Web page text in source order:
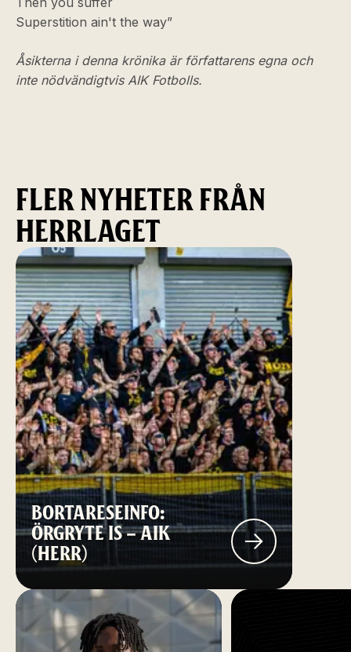
Superstition ain't the way”
Åsikterna i denna krönika är författarens egna och
inte nödvändigtvis AIK Fotbolls.
FLER NYHETER FRÅN
HERRLAGET
BORTARESEINFO:
ÖRGRYTE IS – AIK
(HERR)